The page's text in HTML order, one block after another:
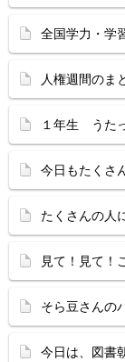
全国学力・学
人権週間のま
１年生 うた
今日もたくさ
たくさんの人
見て！見て！
そら豆さんの
今日は、図書